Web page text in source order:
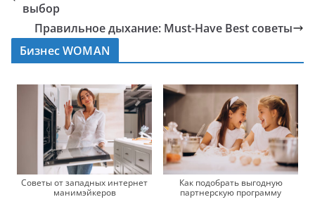
выбор
Правильное дыхание: Must-Have Best советы
Бизнес WOMAN
Советы от западных интернет
манимэйкеров
Как подобрать выгодную
партнерскую программу